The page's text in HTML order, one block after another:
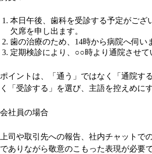
本日午後、歯科を受診する予定がござ
欠席を申し出ます。
歯の治療のため、14時から病院へ伺い
定期検診により、○○時より通院させて
ポイントは、「通う」ではなく「通院す
く「受診する」を選び、主語を控えめに
会社員の場合
上司や取引先への報告、社内チャットで
でありながら敬意のこもった表現が必要